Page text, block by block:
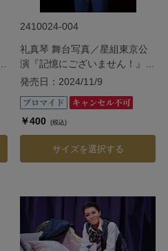
2410024-004
礼真琴 舞台写真／星組東京公
演『記憶にございません！』
『Tiara Azul ―Destino―』
発売日：2024/11/9
￥400 (税込)
サイズを選択する